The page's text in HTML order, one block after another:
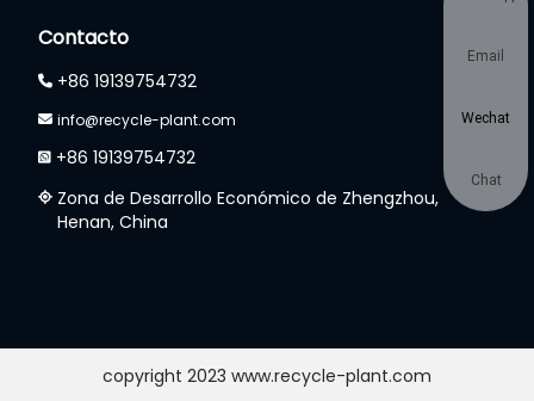
Contacto
+86 19139754732
info@recycle-plant.com
+86 19139754732
Zona de Desarrollo Económico de Zhengzhou,
Henan, China
copyright 2023 www.recycle-plant.com
Email
Wechat
Chat